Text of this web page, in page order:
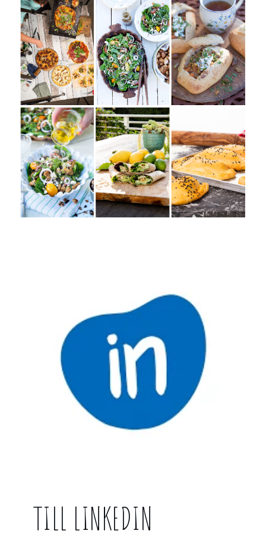
TILL LINKEDIN